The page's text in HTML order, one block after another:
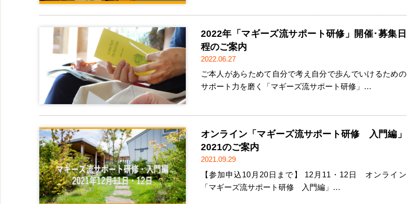
2022年「マギーズ流サポート研修」開催･募集日
程のご案内
2022.06.27
ご本人があらためて自分で考え自分で歩んでいけるための
サポート力を磨く「マギーズ流サポート研修」…
オンライン「マギーズ流サポート研修 入門編」
2021のご案内
2021.09.29
【参加申込10月20日まで】 12月11・12日 オンライン
「マギーズ流サポート研修 入門編」…